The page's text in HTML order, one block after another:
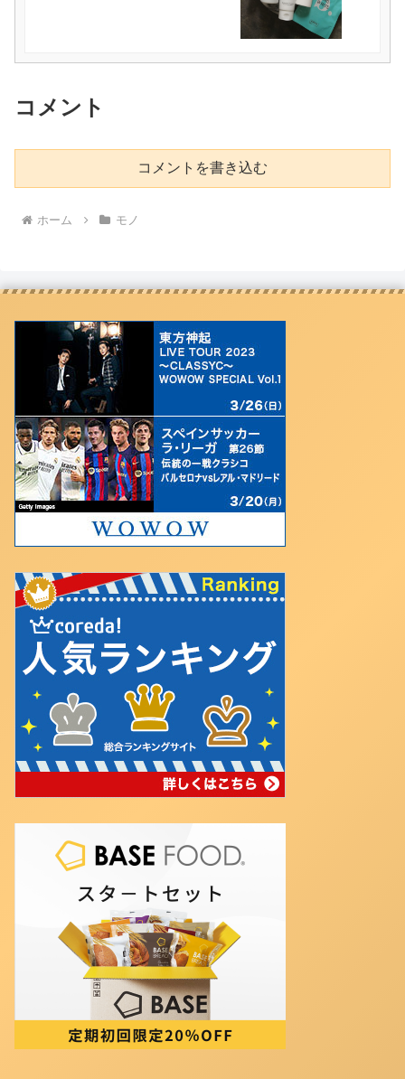
コメント
コメントを書き込む
ホーム モノ